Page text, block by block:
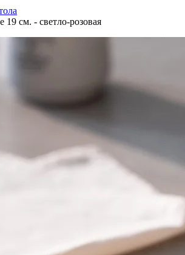
19 см. - светло-розовая